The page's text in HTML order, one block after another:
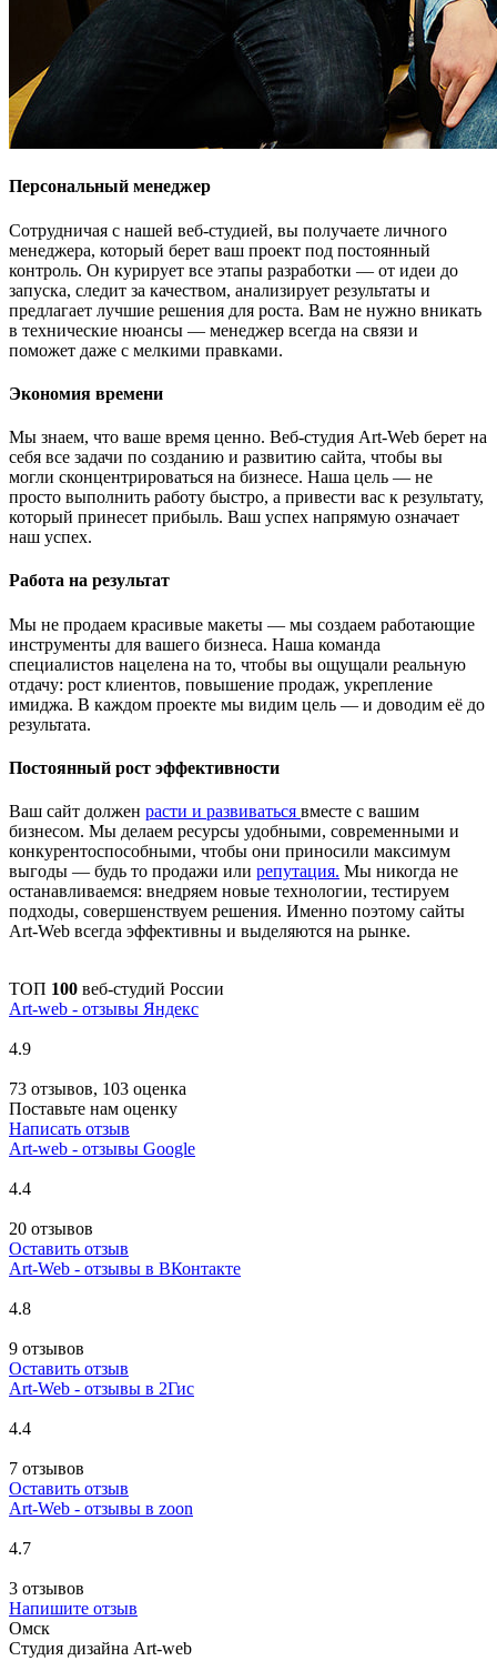
Персональный менеджер
Сотрудничая с нашей веб-студией, вы получаете личного
менеджера, который берет ваш проект под постоянный
контроль. Он курирует все этапы разработки — от идеи до
запуска, следит за качеством, анализирует результаты и
предлагает лучшие решения для роста. Вам не нужно вникать
в технические нюансы — менеджер всегда на связи и
поможет даже с мелкими правками.
Экономия времени
Мы знаем, что ваше время ценно. Веб-студия Art-Web берет на
себя все задачи по созданию и развитию сайта, чтобы вы
могли сконцентрироваться на бизнесе. Наша цель — не
просто выполнить работу быстро, а привести вас к результату,
который принесет прибыль. Ваш успех напрямую означает
наш успех.
Работа на результат
Мы не продаем красивые макеты — мы создаем работающие
инструменты для вашего бизнеса. Наша команда
специалистов нацелена на то, чтобы вы ощущали реальную
отдачу: рост клиентов, повышение продаж, укрепление
имиджа. В каждом проекте мы видим цель — и доводим её до
результата.
Постоянный рост эффективности
Ваш сайт должен расти и развиваться вместе с вашим
бизнесом. Мы делаем ресурсы удобными, современными и
конкурентоспособными, чтобы они приносили максимум
выгоды — будь то продажи или репутация. Мы никогда не
останавливаемся: внедряем новые технологии, тестируем
подходы, совершенствуем решения. Именно поэтому сайты
Art-Web всегда эффективны и выделяются на рынке.
ТОП 100 веб-студий России
Art-web - отзывы Яндекс
4.9
73 отзывов, 103 оценка
Поставьте нам оценку
Написать отзыв
Art-web - отзывы Google
4.4
20 отзывов
Оставить отзыв
Art-Web - отзывы в ВКонтакте
4.8
9 отзывов
Оставить отзыв
Art-Web - отзывы в 2Гис
4.4
7 отзывов
Оставить отзыв
Art-Web - отзывы в zoon
4.7
3 отзывов
Напишите отзыв
Омск
Студия дизайна Art-web